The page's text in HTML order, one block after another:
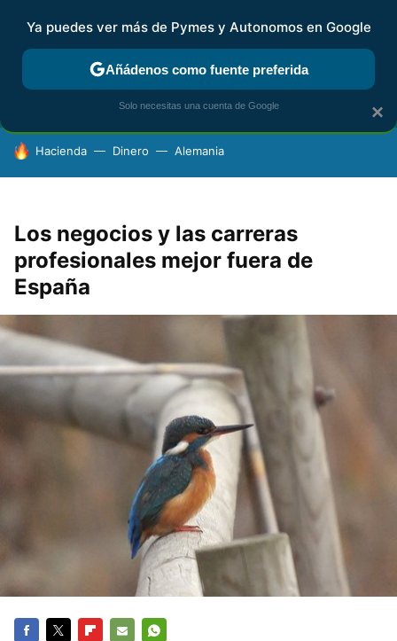
FISCALIDAD Y CONTABILIDAD KIT DIGITAL RENTA
HOY SE HABLA DE
Hacienda Dinero Alemania
Los negocios y las carreras
profesionales mejor fuera de
España
×
Ya puedes ver más de Pymes y Autonomos en Google
Añádenos como fuente preferida
Solo necesitas una cuenta de Google